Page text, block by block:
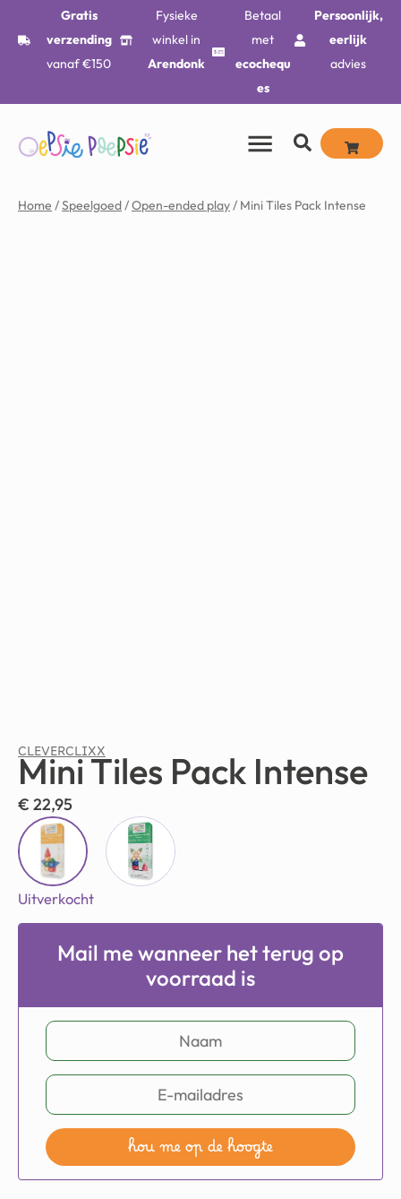
Gratis
verzending
vanaf €150
Fysieke
winkel in
Arendonk
Betaal
met
ecochequ
es
Persoonlijk,
eerlijk
advies
Home /Speelgoed/Open-ended play/ Mini Tiles Pack Intense
CLEVERCLIXX
Mini Tiles Pack Intense
€ 22,95
Uitverkocht
Mail me wanneer het terug op
voorraad is
hou me op de hoogte